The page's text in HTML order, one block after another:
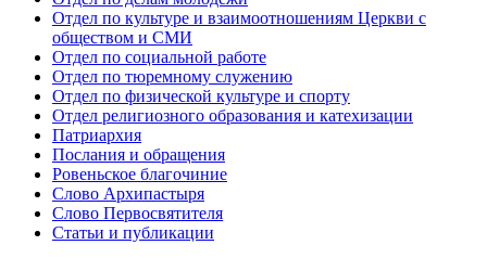
Отдел по культуре и взаимоотношениям Церкви с
обществом и СМИ
Отдел по социальной работе
Отдел по тюремному служению
Отдел по физической культуре и спорту
Отдел религиозного образования и катехизации
Патриархия
Послания и обращения
Ровеньское благочиние
Слово Архипастыря
Слово Первосвятителя
Статьи и публикации